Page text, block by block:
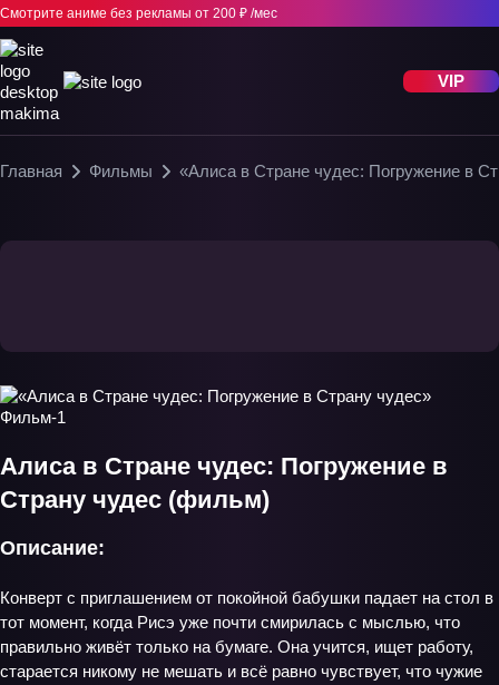
Смотрите аниме без рекламы от 200 ₽ /мес
VIP
Главная Фильмы «Алиса в Стране чудес: Погружение в
Алиса в Стране чудес: Погружение в
Страну чудес (фильм)
Описание:
Конверт с приглашением от покойной бабушки падает на стол в
тот момент, когда Рисэ уже почти смирилась с мыслью, что
правильно живёт только на бумаге. Она учится, ищет работу,
старается никому не мешать и всё равно чувствует, что чужие